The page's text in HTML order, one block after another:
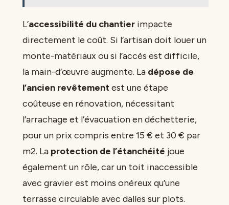
L’accessibilité du chantier impacte
directement le coût. Si l’artisan doit louer un
monte-matériaux ou si l’accès est difficile,
la main-d’œuvre augmente. La dépose de
l’ancien revêtementest une étape
coûteuse en rénovation, nécessitant
l’arrachage et l’évacuation en déchetterie,
pour un prix compris entre 15 € et 30 € par
m2. La protection de l’étanchéité joue
également un rôle, car un toit inaccessible
avec gravier est moins onéreux qu’une
terrasse circulable avec dalles sur plots.